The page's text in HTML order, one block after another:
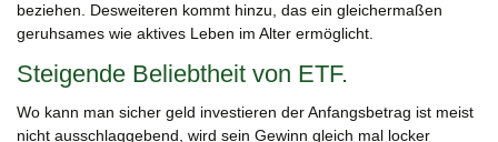
beziehen. Desweiteren kommt hinzu, das ein gleichermaßen
geruhsames wie aktives Leben im Alter ermöglicht.
Steigende Beliebtheit von ETF.
Wo kann man sicher geld investieren der Anfangsbetrag ist meist
nicht ausschlaggebend, wird sein Gewinn gleich mal locker